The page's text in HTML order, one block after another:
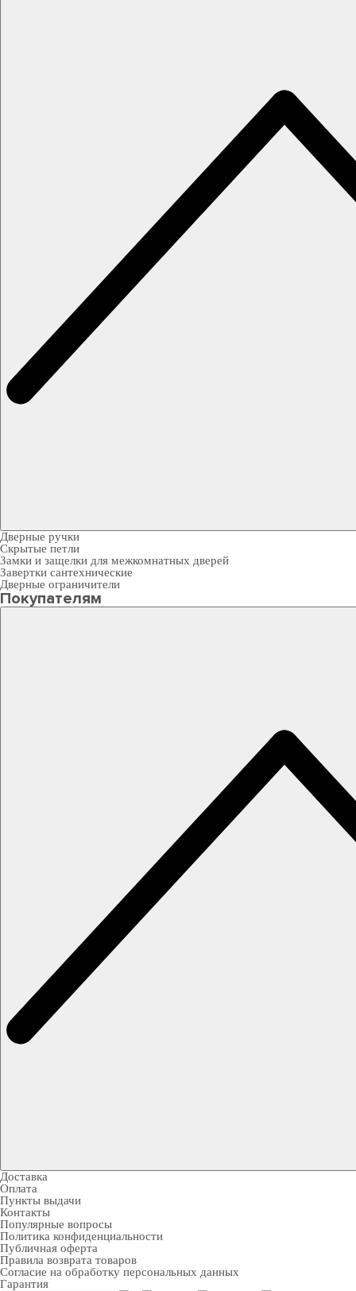
Дверные ручки
Скрытые петли
Замки и защелки для межкомнатных дверей
Завертки сантехнические
Дверные ограничители
Покупателям
Доставка
Оплата
Пункты выдачи
Контакты
Популярные вопросы
Политика конфиденциальности
Публичная оферта
Правила возврата товаров
Согласие на обработку персональных данных
Гарантия